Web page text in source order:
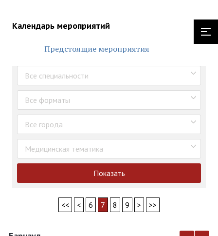
Календарь мероприятий
Предстоящие мероприятия
Все специальности
Все форматы
Все города
Медицинская тематика
Показать
<< < 6 7 8 9 > >>